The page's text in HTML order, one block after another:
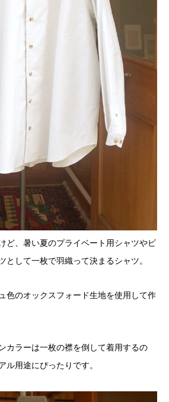
ど、暑い夏のプライベート用シャツやビ
として一枚で羽織って決まるシャツ。
色のオックスフォード生地を使用して作
カラーは一枚の襟を倒して着用するの
ル用途にぴったりです。